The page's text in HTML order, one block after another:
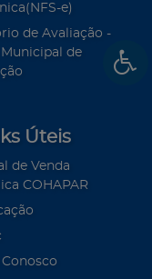
e)
de Avaliação -
Municipal de
Úteis
de Venda
COHAPAR
Conosco